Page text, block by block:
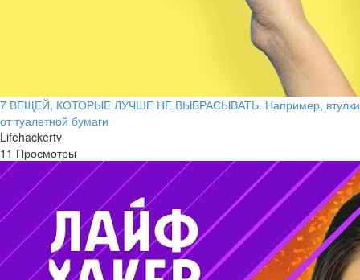
7 ВЕЩЕЙ, КОТОРЫЕ ЛУЧШЕ НЕ ВЫБРАСЫВАТЬ. Например, втулки
от туалетной бумаги
Lifehackertv
11 Просмотры